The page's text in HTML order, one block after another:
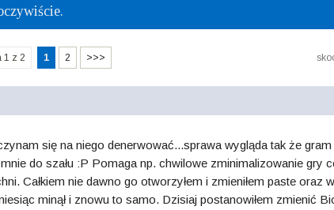
1 z 2 1 2 >>>
się na niego denerwować...sprawa wygląda tak że
do szału :P Pomaga np. chwilowe zminimalizowanie gry
Całkiem nie dawno go otworzyłem i zmieniłem paste oraz
minął i znowu to samo. Dzisiaj postanowiłem zmienić